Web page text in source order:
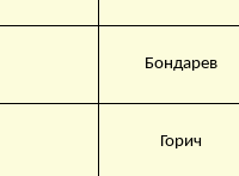
Бондарев
Горич